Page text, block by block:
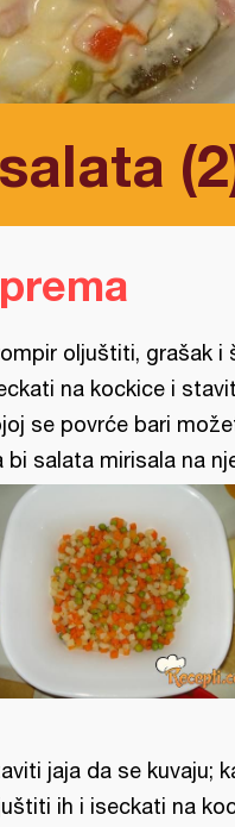
oljuštiti, grašak i
na kockice i
se povrće bari
bi salata mirisala na
jaja da se kuvaju;
ih i iseckati na